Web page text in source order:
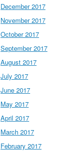
December 2017
November 2017
October 2017
September 2017
August 2017
July 2017
June 2017
May 2017
April 2017
March 2017
February 2017